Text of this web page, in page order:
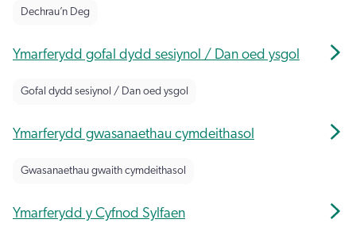
Dechrau’n Deg
Ymarferydd gofal dydd sesiynol / Dan oed ysgol
Gofal dydd sesiynol / Dan oed ysgol
Ymarferydd gwasanaethau cymdeithasol
Gwasanaethau gwaith cymdeithasol
Ymarferydd y Cyfnod Sylfaen